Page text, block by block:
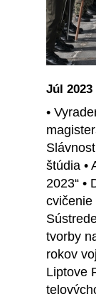
Júl 2023
•
štúdia •
2023“ •
cvičenie
tvorby
rokov
Liptove